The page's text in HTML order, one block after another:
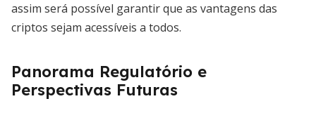
assim será possível garantir que as vantagens das
criptos sejam acessíveis a todos.
Panorama Regulatório e
Perspectivas Futuras